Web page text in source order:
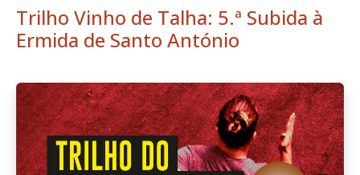
Trilho Vinho de Talha: 5.ª Subida à
Ermida de Santo António